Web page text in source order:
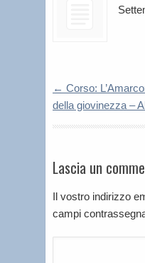
← Corso:
della giovinezza –
Lascia un
Il vostro indirizzo
campi